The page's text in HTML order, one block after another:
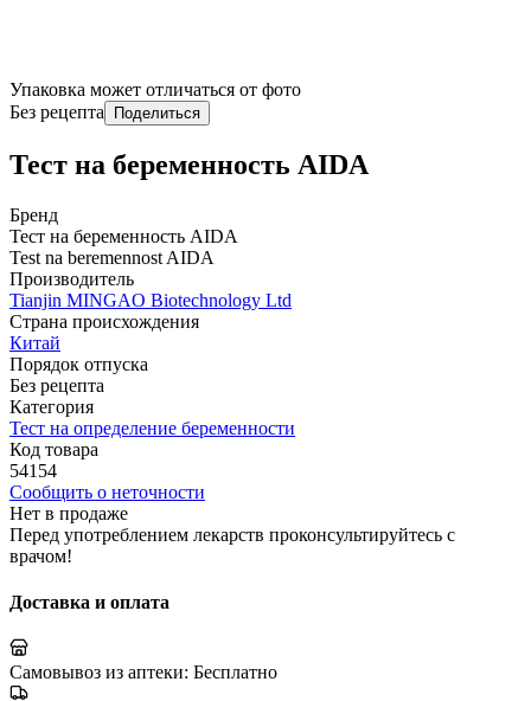
Упаковка может отличаться от фото
Без рецепта
Поделиться
Тест на беременность AIDA
Бренд
Тест на беременность AIDA
Test na beremennost AIDA
Производитель
Tianjin MINGAO Biotechnology Ltd
Страна происхождения
Китай
Порядок отпуска
Без рецепта
Категория
Тест на определение беременности
Код товара
54154
Сообщить о неточности
Нет в продаже
Перед употреблением лекарств проконсультируйтесь с
врачом!
Доставка и оплата
Самовывоз из аптеки: Бесплатно